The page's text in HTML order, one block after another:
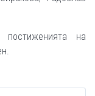
постиженията на